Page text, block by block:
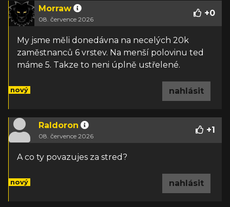
Morraw
08. července 2026
+0
My jsme měli donedávna na necelých 20k
zaměstnanců 6 vrstev. Na menší polovinu ted
máme 5. Takze to neni úplně ustřelené.
nový nahlásit
Raldoron
08. července 2026
+1
A co ty povazujes za stred?
nový nahlásit